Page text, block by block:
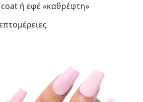
ή εφέ «καθρέφτη»